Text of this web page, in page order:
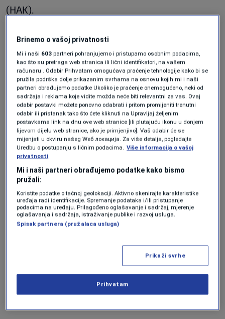
(HAK).
"Zbog oštećenja mosta između graničnih
prijelaza Stara Gradiška (HR) i Bosanska
Gradiška (BiH) sav je promet do daljnjega u
prekidu", objavio je HAK.
Brinemo o vašoj privatnosti
Mi i naši 603 partneri pohranjujemo i pristupamo osobnim podacima,
kao što su pretraga web stranica ili lični identifikatori, na vašem
računaru . Odabir Prihvatam omogućava praćenje tehnologije kako bi se
pružila podrška dolje prikazanim svrhama na osnovu kojih mi i naši
partneri obrađujemo podatke Ukoliko je praćenje onemogućeno, neki od
sadržaja i reklama koje vidite možda neće biti relevantni za vas. Ovaj
odabir postavki možete ponovno odabrati i pritom promijeniti trenutni
odabir ili pristanak tako što ćete kliknuti na Upravljaj željenim
postavkama link na dnu ove web stranice [ili plutajuću ikonu u donjem
lijevom dijelu web stranice, ako je primjenjivo]. Vaš odabir će se
mijenjati u okviru našeg Wеб локација. Za više detalja, pogledajte
Uredbu o postupanju s ličnim podacima. Više informacija o vašoj
privatnosti
Mi i naši partneri obrađujemo podatke kako bismo
pružali:
Koristite podatke o tačnoj geolokaciji. Aktivno skenirajte karakteristike
uređaja radi identifikacije. Spremanje podataka i/ili pristupanje
podacima na uređaju. Prilagođeno oglašavanje i sadržaj, mjerenje
oglašavanja i sadržaja, istraživanje publike i razvoj usluga.
Spisak partnera (pružalaca usluga)
Prikaži svrhe
Prihvatam